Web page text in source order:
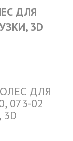
ДЛЯ
3D